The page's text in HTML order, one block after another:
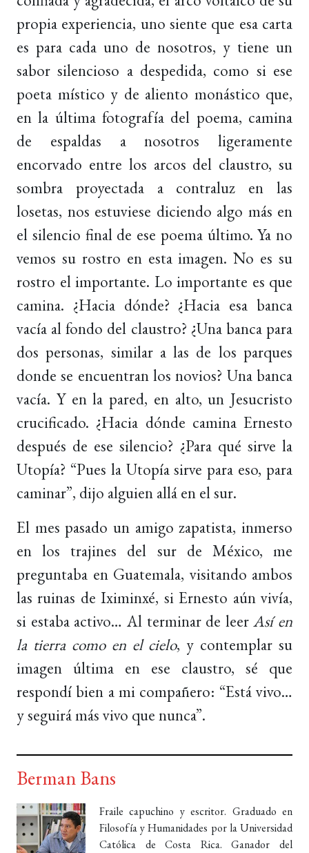
propia experiencia, uno siente que esa carta
es para cada uno de nosotros, y tiene un
sabor silencioso a despedida, como si ese
poeta místico y de aliento monástico que,
en la última fotografía del poema, camina
de espaldas a nosotros ligeramente
encorvado entre los arcos del claustro, su
sombra proyectada a contraluz en las
losetas, nos estuviese diciendo algo más en
el silencio final de ese poema último. Ya no
vemos su rostro en esta imagen. No es su
rostro el importante. Lo importante es que
camina. ¿Hacia dónde? ¿Hacia esa banca
vacía al fondo del claustro? ¿Una banca para
dos personas, similar a las de los parques
donde se encuentran los novios? Una banca
vacía. Y en la pared, en alto, un Jesucristo
crucificado. ¿Hacia dónde camina Ernesto
después de ese silencio? ¿Para qué sirve la
Utopía? “Pues la Utopía sirve para eso, para
caminar”, dijo alguien allá en el sur.
El mes pasado un amigo zapatista, inmerso
en los trajines del sur de México, me
preguntaba en Guatemala, visitando ambos
las ruinas de Iximinxé, si Ernesto aún vivía,
si estaba activo… Al terminar de leerAsí en
la tierra como en el cielo, y contemplar su
imagen última en ese claustro, sé que
respondí bien a mi compañero: “Está vivo…
y seguirá más vivo que nunca”.
Berman Bans
Fraile capuchino y escritor. Graduado en
Filosofía y Humanidades por la Universidad
Católica de Costa Rica. Ganador del